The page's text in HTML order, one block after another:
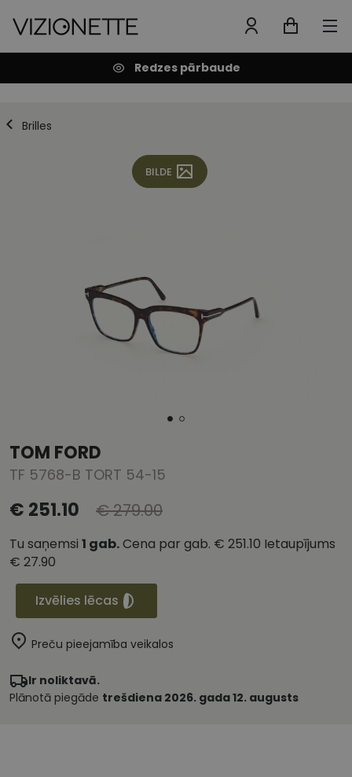
Redzes pārbaude
Brilles
BILDE
TOM FORD
TF 5768-B TORT 54-15
€ 251.10 € 279.00
Tu saņemsi 1 gab.Cena par gab. € 251.10 Ietaupījums
€ 27.90
Izvēlies lēcas
Preču pieejamība veikalos
Ir noliktavā.
Plānotā piegāde trešdiena 2026. gada 12. augusts